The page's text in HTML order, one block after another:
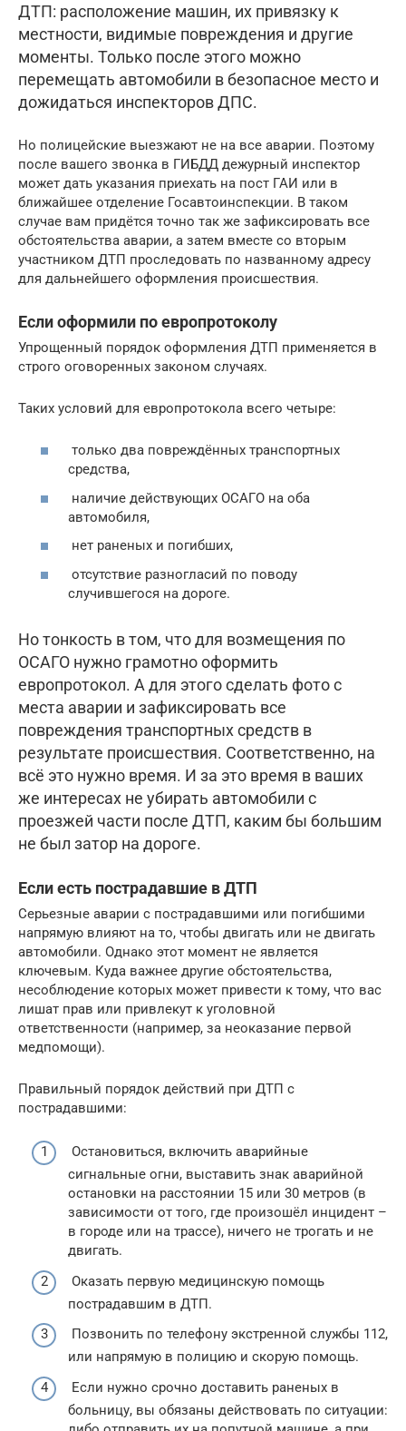
ДТП: расположение машин, их привязку к
местности, видимые повреждения и другие
моменты. Только после этого можно
перемещать автомобили в безопасное место и
дожидаться инспекторов ДПС.
Но полицейские выезжают не на все аварии. Поэтому
после вашего звонка в ГИБДД дежурный инспектор
может дать указания приехать на пост ГАИ или в
ближайшее отделение Госавтоинспекции. В таком
случае вам придётся точно так же зафиксировать все
обстоятельства аварии, а затем вместе со вторым
участником ДТП проследовать по названному адресу
для дальнейшего оформления происшествия.
Если оформили по европротоколу
Упрощенный порядок оформления ДТП применяется в
строго оговоренных законом случаях.
Таких условий для европротокола всего четыре:
только два повреждённых транспортных
средства,
наличие действующих ОСАГО на оба
автомобиля,
нет раненых и погибших,
отсутствие разногласий по поводу
случившегося на дороге.
Но тонкость в том, что для возмещения по
ОСАГО нужно грамотно оформить
европротокол. А для этого сделать фото с
места аварии и зафиксировать все
повреждения транспортных средств в
результате происшествия. Соответственно, на
всё это нужно время. И за это время в ваших
же интересах не убирать автомобили с
проезжей части после ДТП, каким бы большим
не был затор на дороге.
Если есть пострадавшие в ДТП
Серьезные аварии с пострадавшими или погибшими
напрямую влияют на то, чтобы двигать или не двигать
автомобили. Однако этот момент не является
ключевым. Куда важнее другие обстоятельства,
несоблюдение которых может привести к тому, что вас
лишат прав или привлекут к уголовной
ответственности (например, за неоказание первой
медпомощи).
Правильный порядок действий при ДТП с
пострадавшими:
Остановиться, включить аварийные
сигнальные огни, выставить знак аварийной
остановки на расстоянии 15 или 30 метров (в
зависимости от того, где произошёл инцидент –
в городе или на трассе), ничего не трогать и не
двигать.
Оказать первую медицинскую помощь
пострадавшим в ДТП.
Позвонить по телефону экстренной службы 112,
или напрямую в полицию и скорую помощь.
Если нужно срочно доставить раненых в
больницу, вы обязаны действовать по ситуации: